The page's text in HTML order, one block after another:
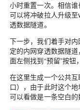
小时重置一次。相信
可以将冲破拉人升级
透数据隧道。
下一步，我们着手对
定的内网穿透数据隧
面左侧找到“预留”按钮
在这里生成一个公共
口），由于此时这个
可以看做是一条空白的